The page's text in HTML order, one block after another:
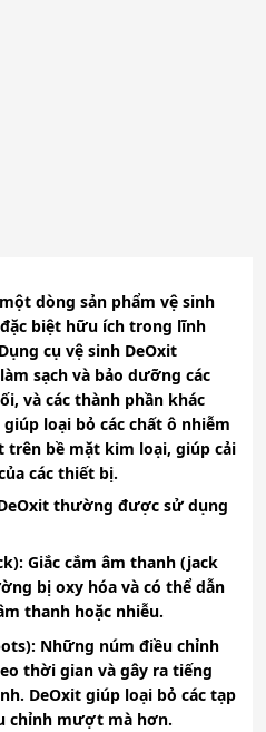
dòng sản phẩm vệ sinh
biệt hữu ích trong lĩnh
cụ vệ sinh DeOxit
sạch và bảo dưỡng các
và các thành phần khác
loại bỏ các chất ô nhiễm
trên bề mặt kim loại, giúp cải
các thiết bị.
thường được sử dụng
: Giắc cắm âm thanh (jack
bị oxy hóa và có thể dẫn
thanh hoặc nhiễu.
: Những núm điều chỉnh
thời gian và gây ra tiếng
DeOxit giúp loại bỏ các tạp
chỉnh mượt mà hơn.